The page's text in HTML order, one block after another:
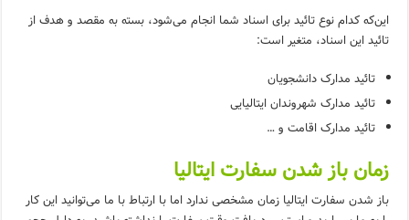
این‌که کدام نوع تائید برای اسناد شما انجام می‌شود، بسته به مقصد و هدف از
تائید این اسناد، متغیر است:
تائید مدارک دانشجویان
تائید مدارک شهروندان ایتالیایی
تائید مدارک اقامت و …
زمان باز شدن سفارت ایتالیا
باز شدن سفارت ایتالیا زمان مشخصی ندارد اما با ارتباط با ما می‌توانید این کار